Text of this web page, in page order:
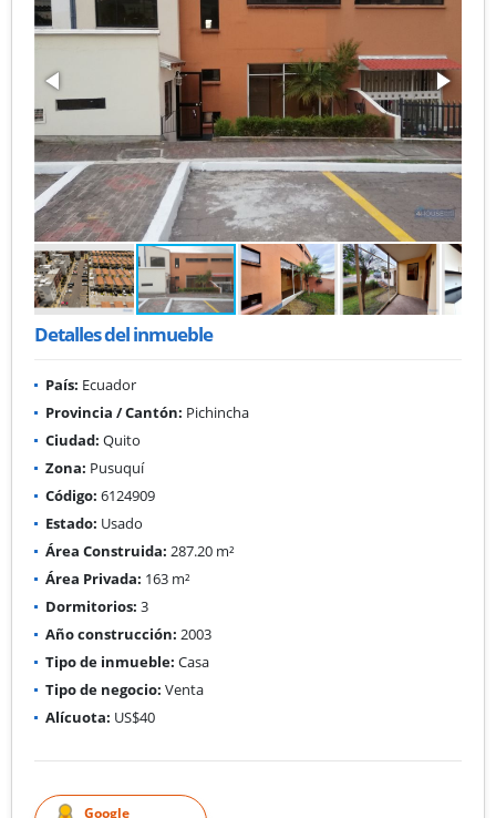
Detalles del inmueble
País: Ecuador
Provincia / Cantón: Pichincha
Ciudad: Quito
Zona: Pusuquí
Código: 6124909
Estado: Usado
Área Construida: 287.20 m²
Área Privada: 163 m²
Dormitorios: 3
Año construcción: 2003
Tipo de inmueble: Casa
Tipo de negocio: Venta
Alícuota: US$40
Google